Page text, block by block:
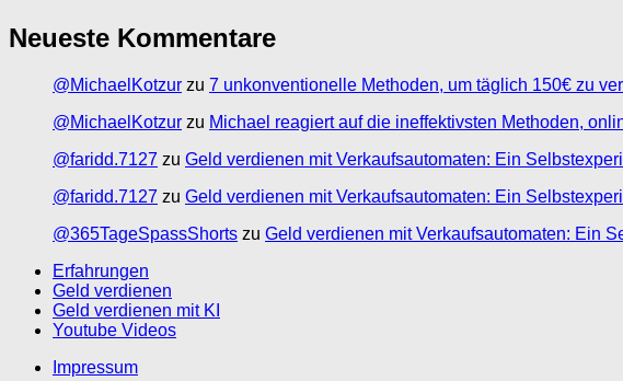
Neueste Kommentare
@MichaelKotzur zu 7 unkonventionelle Methoden, um täglich 150€ zu
@MichaelKotzur zu Michael reagiert auf die ineffektivsten Methoden,
@faridd.7127 zu Geld verdienen mit Verkaufsautomaten: Ein
@faridd.7127 zu Geld verdienen mit Verkaufsautomaten: Ein
@365TageSpassShorts zu Geld verdienen mit Verkaufsautomaten: Ein
Erfahrungen
Geld verdienen
Geld verdienen mit KI
Youtube Videos
Impressum